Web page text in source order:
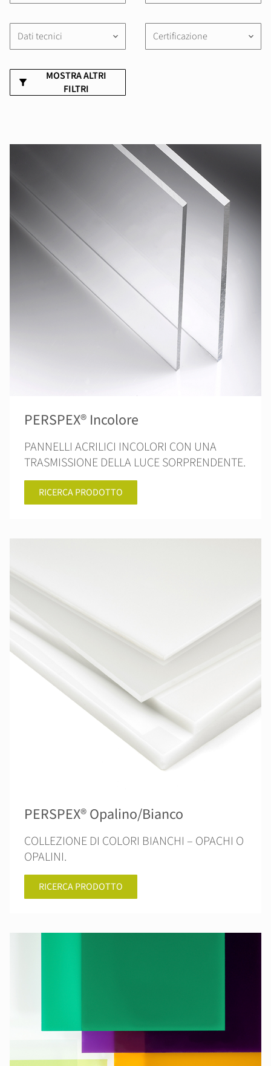
Dati tecnici keyboard_arrow_down Certificazione keyboard_arrow_down
MOSTRA ALTRI
FILTRI
PERSPEX® Incolore
PANNELLI ACRILICI INCOLORI CON UNA
TRASMISSIONE DELLA LUCE SORPRENDENTE.
RICERCA PRODOTTO
PERSPEX® Opalino/Bianco
COLLEZIONE DI COLORI BIANCHI – OPACHI O
OPALINI.
RICERCA PRODOTTO